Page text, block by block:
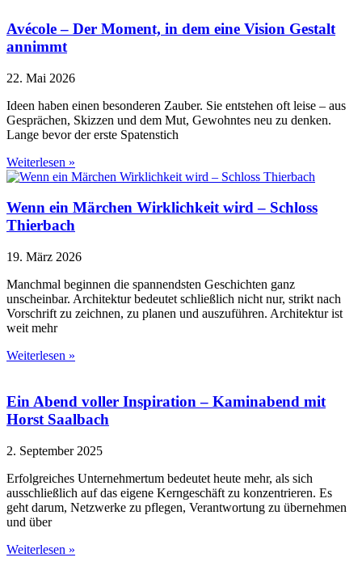
Avécole – Der Moment, in dem eine Vision Gestalt
annimmt
22. Mai 2026
Ideen haben einen besonderen Zauber. Sie entstehen oft leise – aus
Gesprächen, Skizzen und dem Mut, Gewohntes neu zu denken.
Lange bevor der erste Spatenstich
Weiterlesen »
Wenn ein Märchen Wirklichkeit wird – Schloss
Thierbach
19. März 2026
Manchmal beginnen die spannendsten Geschichten ganz
unscheinbar. Architektur bedeutet schließlich nicht nur, strikt nach
Vorschrift zu zeichnen, zu planen und auszuführen. Architektur ist
weit mehr
Weiterlesen »
Ein Abend voller Inspiration – Kaminabend mit
Horst Saalbach
2. September 2025
Erfolgreiches Unternehmertum bedeutet heute mehr, als sich
ausschließlich auf das eigene Kerngeschäft zu konzentrieren. Es
geht darum, Netzwerke zu pflegen, Verantwortung zu übernehmen
und über
Weiterlesen »